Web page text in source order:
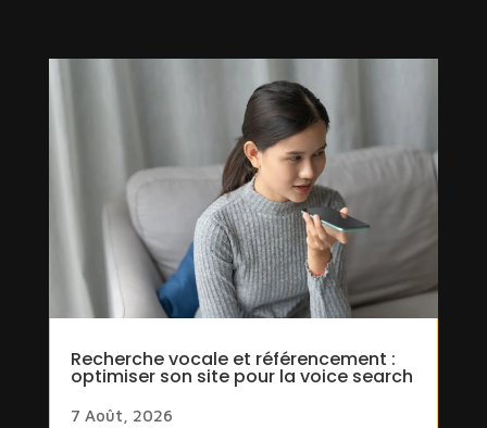
Recherche vocale et référencement :
optimiser son site pour la voice search
7 Août, 2026